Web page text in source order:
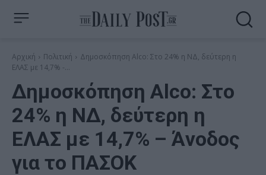
Αρχική Πολιτική
Δημοσκόπηση Alco: Στο 24% η ΝΔ, δεύτερη η
ΕΛΑΣ με 14,7% -...
Δημοσκόπηση Alco: Στο
24% η ΝΔ, δεύτερη η
ΕΛΑΣ με 14,7% – Άνοδος
για το ΠΑΣΟΚ